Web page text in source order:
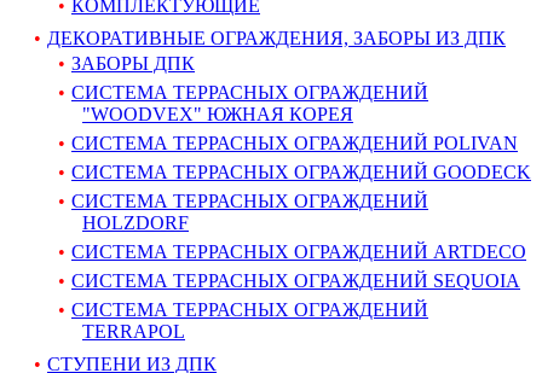
КОМПЛЕКТУЮЩИЕ
ДЕКОРАТИВНЫЕ ОГРАЖДЕНИЯ, ЗАБОРЫ ИЗ ДПК
ЗАБОРЫ ДПК
СИСТЕМА ТЕРРАСНЫХ ОГРАЖДЕНИЙ
"WOODVEX" ЮЖНАЯ КОРЕЯ
СИСТЕМА ТЕРРАСНЫХ ОГРАЖДЕНИЙ POLIVAN
СИСТЕМА ТЕРРАСНЫХ ОГРАЖДЕНИЙ GOODECK
СИСТЕМА ТЕРРАСНЫХ ОГРАЖДЕНИЙ
HOLZDORF
СИСТЕМА ТЕРРАСНЫХ ОГРАЖДЕНИЙ ARTDECO
СИСТЕМА ТЕРРАСНЫХ ОГРАЖДЕНИЙ SEQUOIA
СИСТЕМА ТЕРРАСНЫХ ОГРАЖДЕНИЙ
TERRAPOL
СТУПЕНИ ИЗ ДПК